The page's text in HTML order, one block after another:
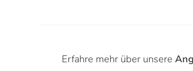
Erfahre mehr über unsere